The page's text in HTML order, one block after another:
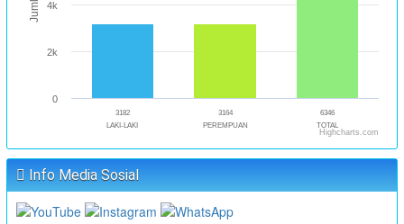
3182
LAKI-LAKI
3164
PEREMPUAN
6346
TOTAL
0
2k
4k
Highcharts.com
Info Media Sosial